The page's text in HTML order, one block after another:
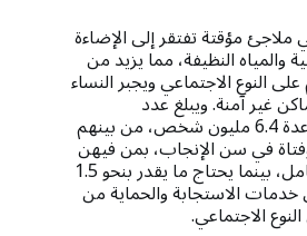
مؤقتة تفتقر إلى الإضاءة
والمياه النظيفة، مما يزيد من
النوع الاجتماعي ويجبر النساء
غير آمنة. ويبلغ عدد
المحتاجين للمساعدة 6.4 مليون شخص، من بينهم
وفتاة في سن الإنجاب، بمن فيهن
158 ألف امرأة حامل، بينما يحتاج ما يقدر بنحو 1.5
الاستجابة والحماية من
الاجتماعي.